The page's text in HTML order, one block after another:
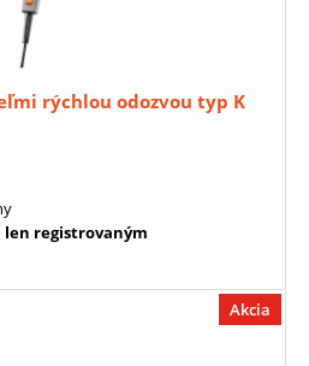
rýchlou odozvou typ K
registrovaným
Akcia